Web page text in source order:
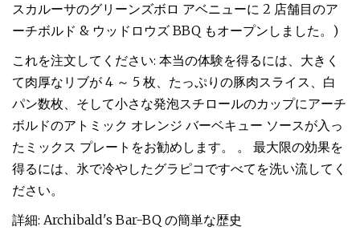
スカルーサのグリーンズボロ アベニューに 2 店舗目のア
ーチボルド & ウッドロウズ BBQ もオープンしました。)
これを注文してください: 本当の体験を得るには、大きく
て肉厚なリブが 4 ～ 5 枚、たっぷりの豚肉スライス、白
パン数枚、そして小さな発泡スチロールのカップにアーチ
ボルドのアトミック オレンジ バーベキュー ソースが入っ
たミックス プレートをお勧めします。 。 最大限の効果を
得るには、氷で冷やしたグラピコですべてを洗い流してく
ださい。
詳細: Archibald's Bar-BQ の簡単な歴史